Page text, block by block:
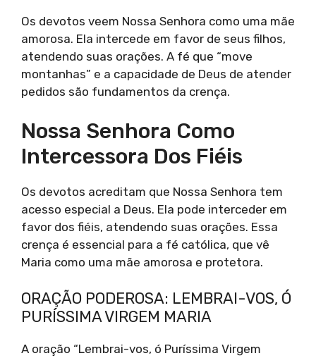
Os devotos veem Nossa Senhora como uma mãe
amorosa. Ela intercede em favor de seus filhos,
atendendo suas orações. A fé que “move
montanhas” e a capacidade de Deus de atender
pedidos são fundamentos da crença.
Nossa Senhora Como
Intercessora Dos Fiéis
Os devotos acreditam que Nossa Senhora tem
acesso especial a Deus. Ela pode interceder em
favor dos fiéis, atendendo suas orações. Essa
crença é essencial para a fé católica, que vê
Maria como uma mãe amorosa e protetora.
ORAÇÃO PODEROSA: LEMBRAI-VOS, Ó
PURÍSSIMA VIRGEM MARIA
A oração “Lembrai-vos, ó Puríssima Virgem